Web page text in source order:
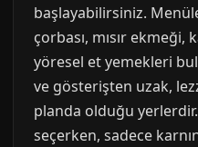
başlayabilirsiniz.
çorbası, mısır ekmeği,
yöresel et yemekleri
ve gösterişten uzak,
planda olduğu
seçerken, sadece